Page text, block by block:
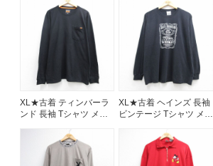
店舗一覧
古着卸売
特定商取引法に基づく表示
プライバシーポリシー
お問い合わせ
XL★古着 ティンバーラ
ンド 長袖 Tシャツ メン
ドストック コットン ク
ルーネック ブラック
26aug10
XL★古着 ヘインズ 長袖
ビンテージ Tシャツ メン
SHOWCLUB コットン
クルーネック ブラック
26aug10